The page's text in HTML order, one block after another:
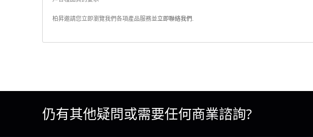
柏昇邀請您立即瀏覽我們各項產品服務並立即聯絡我們
仍有其他疑問或需要任何商業諮詢?